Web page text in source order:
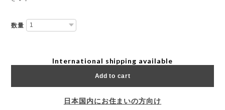
数量
International shipping available
Add to cart
日本国内にお住まいの方向け